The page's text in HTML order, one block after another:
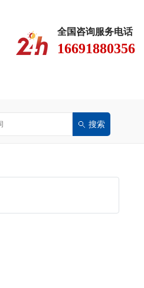
全国咨询服务电话
16691880356